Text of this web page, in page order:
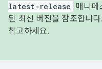
latest-release
매니페
된 최신 버전을 참조합니
참고하세요.